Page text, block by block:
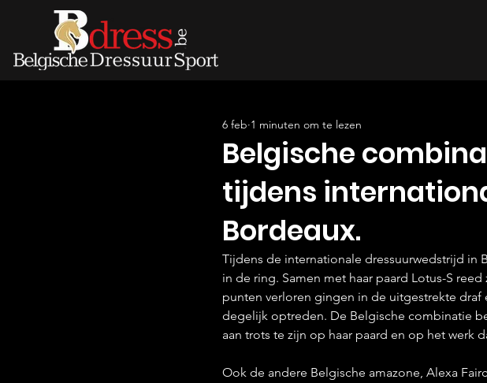
Belgische
tijdens
Bordeaux.
6 feb 1 minuten om te lezen
Tijdens de internationale dressuurwedstrijd in
in de ring. Samen met haar paard Lotus-S
punten verloren gingen in de uitgestrekte
degelijk optreden. De Belgische combinatie
aan trots te zijn op haar paard en op het werk
Ook de andere Belgische amazone, Alexa